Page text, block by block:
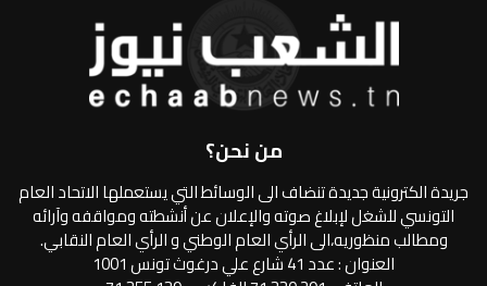
من نحن؟
جريدة الكترونية جديدة تنضاف الى الوسائط التي يستعملها الاتحاد العام
التونسي للشغل لإبلاغ صوته والإعلان عن أنشطته ومواقفه وآرائه
ومطالب منظوريه،الى الرأي العام الوطني و الرأي العام النقابي.
العنوان : عدد 41 شارع علي درغوث تونس 1001